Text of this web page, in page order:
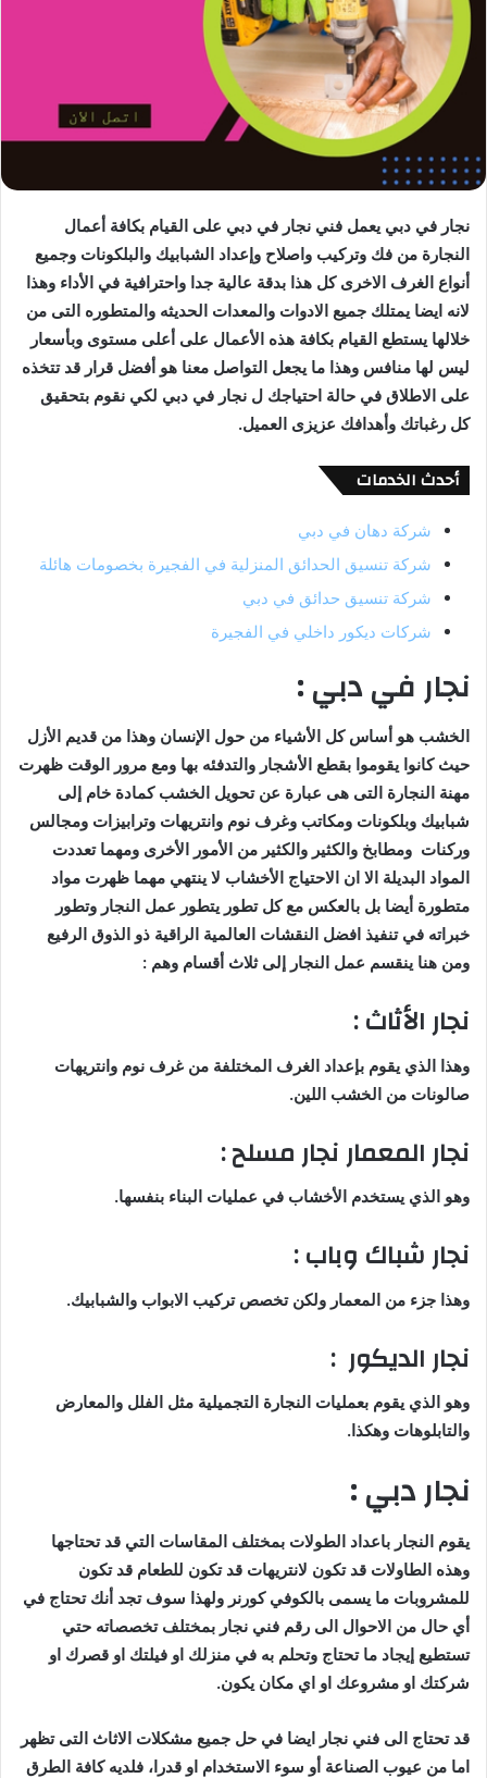
نجار في دبي يعمل فني نجار في دبي على القيام بكافة أعمال
النجارة من فك وتركيب واصلاح وإعداد الشبابيك والبلكونات وجميع
أنواع الغرف الاخرى كل هذا بدقة عالية جدا واحترافية في الأداء وهذا
لانه ايضا يمتلك جميع الادوات والمعدات الحديثه والمتطوره التى من
خلالها يستطع القيام بكافة هذه الأعمال على أعلى مستوى وبأسعار
ليس لها منافس وهذا ما يجعل التواصل معنا هو أفضل قرار قد تتخذه
على الاطلاق في حالة احتياجك ل نجار في دبي لكي نقوم بتحقيق
كل رغباتك وأهدافك عزيزى العميل.
أحدث الخدمات
شركة دهان في دبي
شركة تنسيق الحدائق المنزلية في الفجيرة بخصومات هائلة
شركة تنسيق حدائق في دبي
شركات ديكور داخلي في الفجيرة
نجار في دبي :
الخشب هو أساس كل الأشياء من حول الإنسان وهذا من قديم الأزل
حيث كانوا يقوموا بقطع الأشجار والتدفئه بها ومع مرور الوقت ظهرت
مهنة النجارة التى هى عبارة عن تحويل الخشب كمادة خام إلى
شبابيك وبلكونات ومكاتب وغرف نوم وانتريهات وترابيزات ومجالس
وركنات ومطابخ والكثير والكثير من الأمور الأخرى ومهما تعددت
المواد البديلة الا ان الاحتياج الأخشاب لا ينتهي مهما ظهرت مواد
متطورة أيضا بل بالعكس مع كل تطور يتطور عمل النجار وتطور
خبراته في تنفيذ افضل النقشات العالمية الراقية ذو الذوق الرفيع
ومن هنا ينقسم عمل النجار إلى ثلاث أقسام وهم :
نجار الأثاث :
وهذا الذي يقوم بإعداد الغرف المختلفة من غرف نوم وانتريهات
صالونات من الخشب اللين.
نجار المعمار نجار مسلح :
وهو الذي يستخدم الأخشاب في عمليات البناء بنفسها.
نجار شباك وباب :
وهذا جزء من المعمار ولكن تخصص تركيب الابواب والشبابيك.
نجار الديكور :
وهو الذي يقوم بعمليات النجارة التجميلية مثل الفلل والمعارض
والتابلوهات وهكذا.
نجار دبي :
يقوم النجار باعداد الطولات بمختلف المقاسات التي قد تحتاجها
وهذه الطاولات قد تكون لانتريهات قد تكون للطعام قد تكون
للمشروبات ما يسمى بالكوفي كورنر ولهذا سوف تجد أنك تحتاج في
أي حال من الاحوال الى رقم فني نجار بمختلف تخصصاته حتي
تستطيع إيجاد ما تحتاج وتحلم به في منزلك او فيلتك او قصرك او
شركتك او مشروعك او اي مكان يكون.
قد تحتاج الى فني نجار ايضا في حل جميع مشكلات الاثاث التى تظهر
اما من عيوب الصناعة أو سوء الاستخدام او قدرا، فلديه كافة الطرق